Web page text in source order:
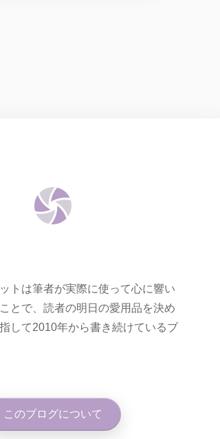
トは筆者が実際に使って心に響い
とで、読者の明日の愛用品を決め
して2010年から書き続けているブ
このブログについて